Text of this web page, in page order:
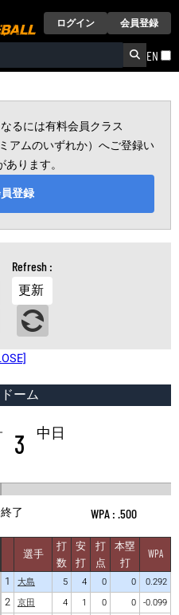
ログイン 会員登録
EN
るには有料会員クラス
アムのいずれか）へご登録い
ります。
登録
更新
ーム
- 3 中日
了 .500
選手
打
数
安
打
打
点
本塁
打
WPA
1 大島 5 4 0 0 0.292
2 京田 4 1 0 0 -0.099